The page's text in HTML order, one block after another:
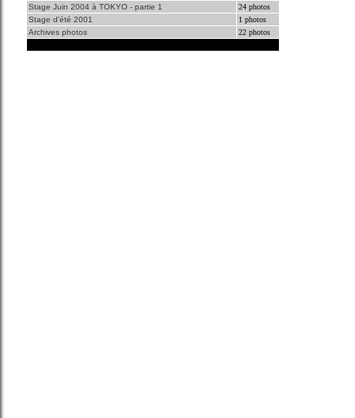
Stage Juin 2004 à TOKYO - partie 1
24 photos
Stage d'été 2001
1 photos
Archives photos
22 photos